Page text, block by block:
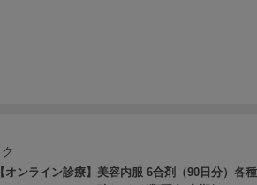
【オンライン診療】美容内服 6合剤（90日分）各